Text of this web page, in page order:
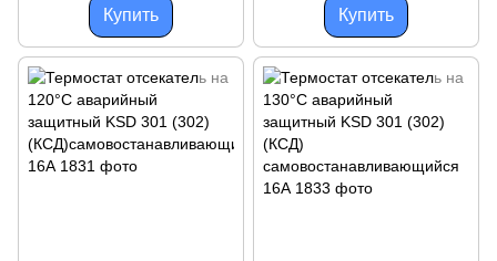
Купить Купить